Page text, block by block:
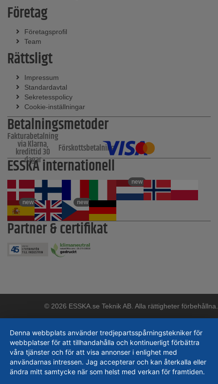
Företag
Företagsprofil
Team
Rättsligt
Impressum
Standardavtal
Sekretesspolicy
Cookie-inställningar
Betalningsmetoder
Fakturabetalning
via Klarna,
kredittid 30
dagar
Förskottsbetalning
ESSKA internationell
new
new new
Partner & certifikat
© 2026 ESSKA.se Teknik AB. Alla rättigheter förbehållna.
Denna webbplats använder tredjepartsspårningstekniker för
webbplatser för att tillhandahålla och kontinuerligt förbättra
våra tjänster och för att visa annonser i enlighet med
användarnas intressen. Jag accepterar och kan återkalla eller
ändra mitt samtycke när som helst med verkan för framtiden.